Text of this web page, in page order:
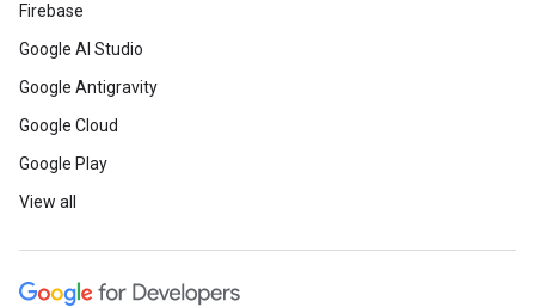
Firebase
Google AI Studio
Google Antigravity
Google Cloud
Google Play
View all